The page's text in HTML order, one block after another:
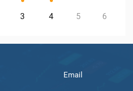
3 4 5 6
Email